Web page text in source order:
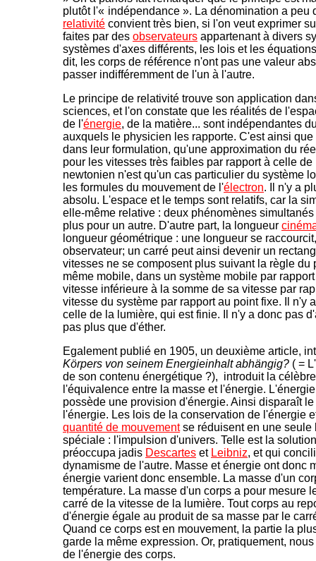
plutôt l'«-indépendance ». La dénomination a peu
relativité convient très bien, si l'on veut exprimer
faites par des observateurs appartenant à divers
systèmes d'axes différents, les lois et les
dit, les corps de référence n'ont pas une valeur
passer indifféremment de l'un à l'autre.
Le principe de relativité trouve son application
sciences, et l'on constate que les réalités de
de l'énergie, de la matière... sont indépendantes
auxquels le physicien les rapporte. C'est ainsi
dans leur formulation, qu'une approximation du
pour les vitesses très faibles par rapport à celle
newtonien n'est qu'un cas particulier du système
les formules du mouvement de l'électron. Il n'y a
absolu. L'espace et le temps sont relatifs, car la
elle-même relative : deux phénomènes
plus pour un autre. D'autre part, la longueur
longueur géométrique : une longueur se
observateur; un carré peut ainsi devenir un
vitesses ne se composent plus suivant la règle du
même mobile, dans un système mobile par
vitesse inférieure à la somme de sa vitesse par
vitesse du système par rapport au point fixe. Il n'y
celle de la lumière, qui est finie. Il n'y a donc pas
pas plus que d'éther.
Egalement publié en 1905, un deuxième article,
Körpers von seinem Energieinhalt abhängig? ( =
de son contenu énergétique ?), introduit la
l'équivalence entre la masse et l'énergie.
possède une provision d'énergie. Ainsi disparaît
l'énergie. Les lois de la conservation de l'énergie
quantité de mouvementse réduisent en une seule
spéciale : l'impulsion d'univers. Telle est la
préoccupa jadis Descartes et Leibniz, et qui
dynamisme de l'autre. Masse et énergie ont donc
énergie varient donc ensemble. La masse d'un
température. La masse d'un corps a pour mesure
carré de la vitesse de la lumière. Tout corps au
d'énergie égale au produit de sa masse par le
Quand ce corps est en mouvement, la partie la
garde la même expression. Or, pratiquement,
de l'énergie des corps.